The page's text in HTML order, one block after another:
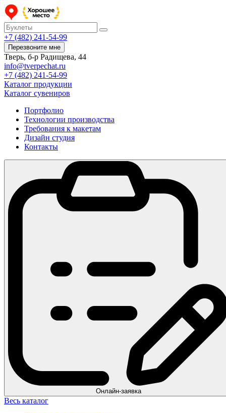
+7 (482) 241-54-99
Перезвоните мне
Тверь, б-р Радищева, 44
info@tverpechat.ru
+7 (482) 241-54-99
Каталог продукции
Каталог сувениров
Портфолио
Технологии производства
Требования к макетам
Дизайн студия
Контакты
Онлайн-заявка
Весь каталог